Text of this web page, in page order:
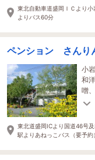
東北自動車道盛岡ＩＣより
よりバス60分
ペンション さんり
小
和
噌
の
東北道盛岡ICより国道46号
駅よりあねっこバス（要予約